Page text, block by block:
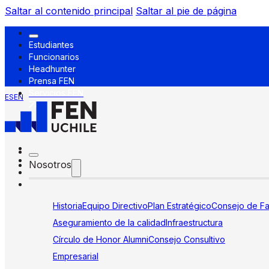
Saltar al contenido principal Saltar al pie de página
Estudiantes
Funcionarios
Headhunter
Prensa FEN
ESEN
Nosotros
HistoriaEquipo DirectivoPlan EstratégicoConsejo de
Aseguramiento de la calidadInfraestructura
Círculo de Honor AlumniConsejo Consultivo
Empresarial